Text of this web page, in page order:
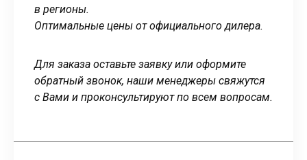
в регионы.
Оптимальные цены от официального дилера.
Для заказа оставьте заявку или оформите
обратный звонок, наши менеджеры свяжутся
с Вами и проконсультируют по всем вопросам.